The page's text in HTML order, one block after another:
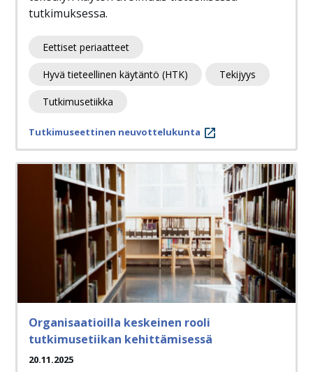
tutkimuksessa.
Eettiset periaatteet
Hyvä tieteellinen käytäntö (HTK) Tekijyys
Tutkimusetiikka
Tutkimuseettinen neuvottelukunta
Organisaatioilla keskeinen rooli
tutkimusetiikan kehittämisessä
20.11.2025